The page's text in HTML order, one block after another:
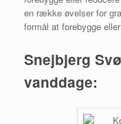
en række øvelser for
formål at forebygge
Snejbjerg
vanddage: